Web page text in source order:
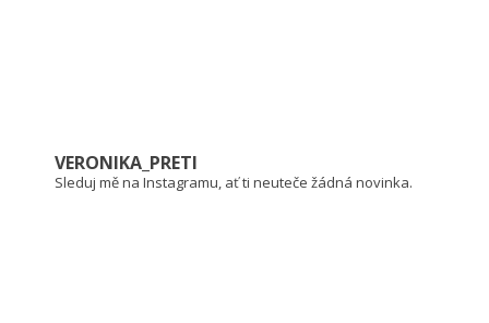
VERONIKA_PRETI
Sleduj mě na Instagramu, ať ti neuteče žádná novinka.